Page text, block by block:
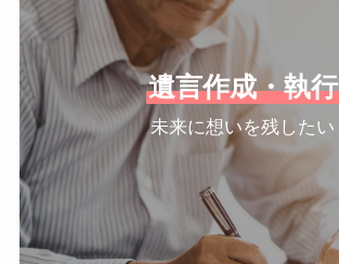
遺言作成・執行
未来に想いを残したい